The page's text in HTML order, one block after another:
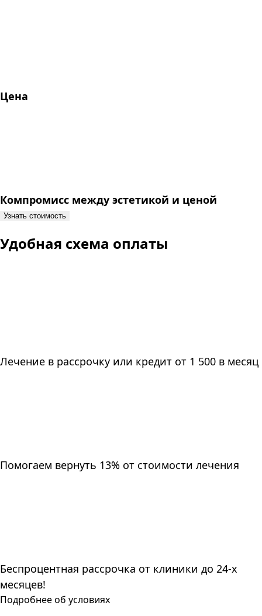
Цена
Компромисс между эстетикой и ценой
Узнать стоимость
Удобная схема оплаты
Лечение в рассрочку или кредит от 1 500 в месяц
Помогаем вернуть 13% от стоимости лечения
Беспроцентная рассрочка от клиники до 24-х
месяцев!
Подробнее об условиях